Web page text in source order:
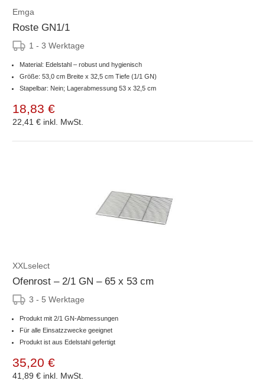
Emga
Roste GN1/1
1 - 3 Werktage
Material: Edelstahl – robust und hygienisch
Größe: 53,0 cm Breite x 32,5 cm Tiefe (1/1 GN)
Stapelbar: Nein; Lagerabmessung 53 x 32,5 cm
18,83 €
22,41 € inkl. MwSt.
XXLselect
Ofenrost – 2/1 GN – 65 x 53 cm
3 - 5 Werktage
Produkt mit 2/1 GN-Abmessungen
Für alle Einsatzzwecke geeignet
Produkt ist aus Edelstahl gefertigt
35,20 €
41,89 € inkl. MwSt.